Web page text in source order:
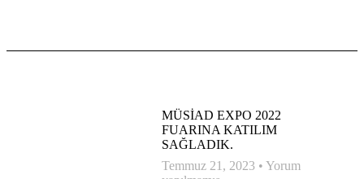
MÜSİAD EXPO 2022
FUARINA KATILIM
SAĞLADIK.
Temmuz 21, 2023
Yorum